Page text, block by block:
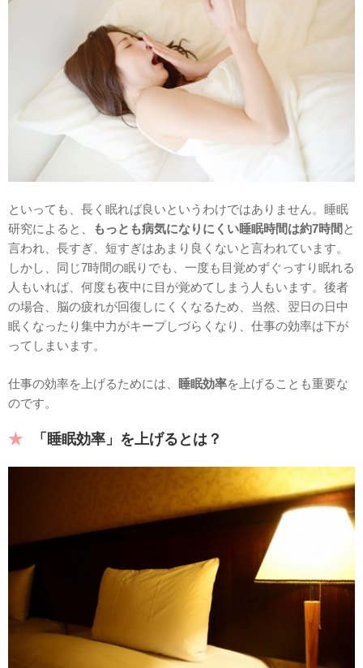
といっても、長く眠れば良いというわけではありません。睡眠
研究によると、
もっとも病気になりにくい睡眠時間は約7時間 と
言われ、長すぎ、短すぎはあまり良くないと言われています。
しかし、同じ7時間の眠りでも、一度も目覚めずぐっすり眠れる
人もいれば、何度も夜中に目が覚めてしまう人もいます。後者
の場合、脳の疲れが回復しにくくなるため、当然、翌日の日中
眠くなったり集中力がキープしづらくなり、仕事の効率は下が
ってしまいます。
仕事の効率を上げるためには、 睡眠効率を上げることも重要な
のです。
「睡眠効率」を上げるとは？